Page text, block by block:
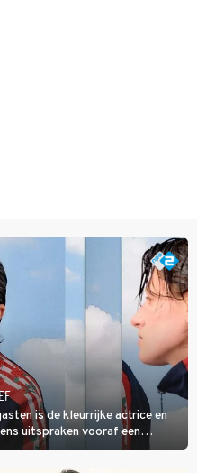
is de kleurrijke actrice en
uitspraken vooraf een
televisieavond is zoals mijn
angsten'.